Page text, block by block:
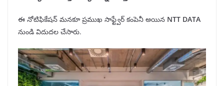
ఈ నోటిఫికేషన్ మనకూ ప్రముఖ సాఫ్ట్వేర్ కంపెనీ అయిన NTT DATA
నుండి విదుదల చేసారు.